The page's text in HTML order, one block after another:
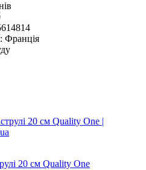
Франція
20 см Quality One